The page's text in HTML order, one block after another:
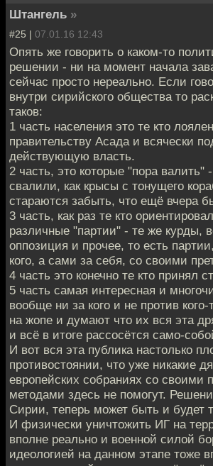
Штангель »
#25 | 07.01.16 12:43
Опять же говорить о каком-то
решении - ни на момент начала
сейчас просто нереально. Если
внутри сирийского общества то
таков:
1 часть населения это те кто
правительству Асада и всячески
действующую власть.
2 часть, это которые "пора валить"
свалили, как крысы с тонущего
стараются забыть, что ещё вчера
3 часть, как раз те кто
различные "партии" - те же курды,
оппозиция и прочее, то есть
кого, а сами за себя, со своими
4 часть это конечно те кто принял
5 часть самая интересная и
вообще ни за кого и не против кого-
на жопе и думают что их вся эта
и всё в итоге рассосётся само-
И вот вся эта публика настолько
противостоянии, что уже никакие
европейских собраниях со своими
методами здесь не помогут.
Сирии, теперь может быть и будет
И физически уничтожить ИГ на
вполне реально и военной силой
идеологией на данном этапе тоже